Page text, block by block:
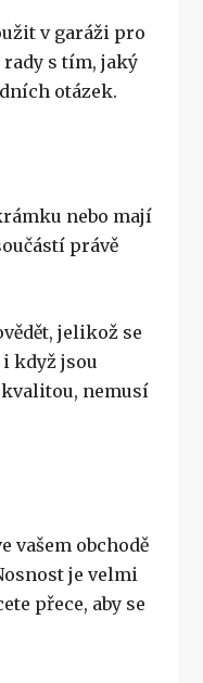
v garáži pro
s tím, jaký
otázek.
nebo mají
právě
jelikož se
když jsou
nemusí
vašem obchodě
je velmi
přece, aby se